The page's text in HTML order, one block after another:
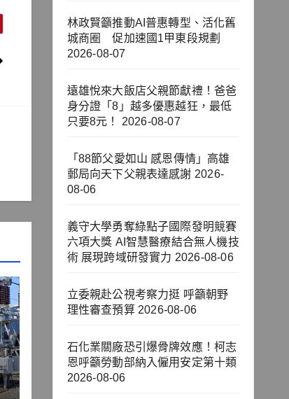
林政賢籲推動AI普惠轉型、活化舊
城商圈 促加速國1甲東段規劃
2026-08-07
遠雄悅來大飯店父親節獻禮！爸爸
身分證「8」越多優惠越狂，最低
只要8元！
2026-08-07
「88節父愛如山 感恩傳情」高雄
郵局向天下父親表達感謝 2026-
08-06
義守大學勇奪綠點子國際發明競賽
六項大獎 AI智慧醫療結合無人機技
術 展現跨域研發實力 2026-08-06
立委親赴公視考察力挺 呼籲朝野
理性審查預算 2026-08-06
石化業關廠恐引爆骨牌效應！柯志
恩呼籲勞動部納入僱用安定第十類
2026-08-06